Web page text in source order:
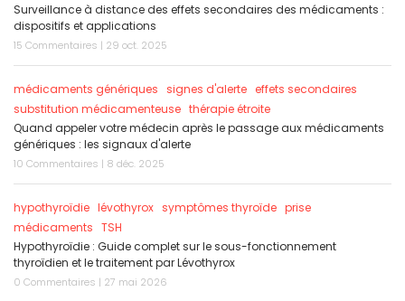
Surveillance à distance des effets secondaires des médicaments :
dispositifs et applications
15 Commentaires | 29 oct. 2025
médicaments génériques signes d'alerte effets secondaires
substitution médicamenteuse thérapie étroite
Quand appeler votre médecin après le passage aux médicaments
génériques : les signaux d'alerte
10 Commentaires | 8 déc. 2025
hypothyroïdie lévothyrox symptômes thyroïde prise
médicaments TSH
Hypothyroïdie : Guide complet sur le sous-fonctionnement
thyroïdien et le traitement par Lévothyrox
0 Commentaires | 27 mai 2026